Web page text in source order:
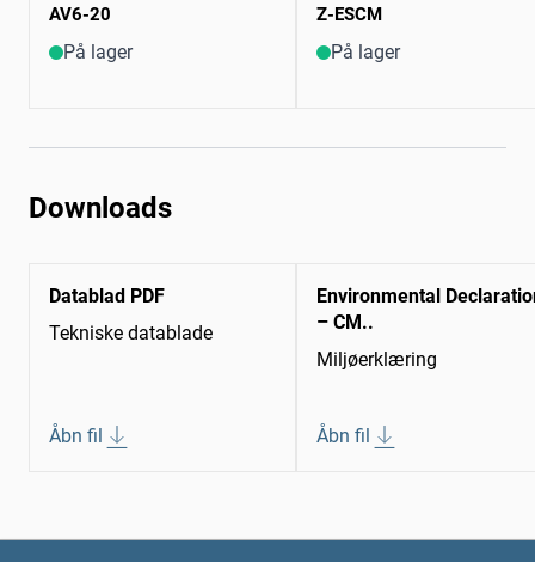
AV6-20
På lager
Z-ESCM
På lager
Downloads
Datablad PDF
Tekniske datablade
Åbn fil
Environmental
– CM..
Miljøerklæring
Åbn fil